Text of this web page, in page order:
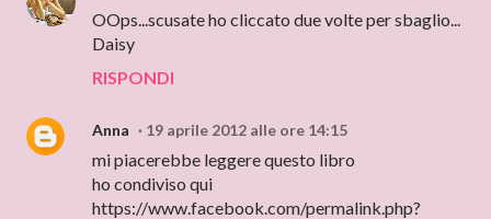
OOps...scusate ho cliccato due volte per sbaglio...
Daisy
RISPONDI
Anna 19 aprile 2012 alle ore 14:15
mi piacerebbe leggere questo libro
ho condiviso qui
https://www.facebook.com/permalink.php?